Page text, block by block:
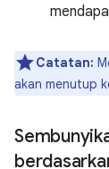
Catatan:
akan menutup